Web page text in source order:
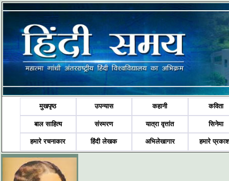
मुखपृष्ठ उपन्यास कहानी कविता
बाल साहित्य संस्मरण यात्रा वृत्तांत सिनेमा
हमारे रचनाकार हिंदी लेखक अभिलेखागार हमारे